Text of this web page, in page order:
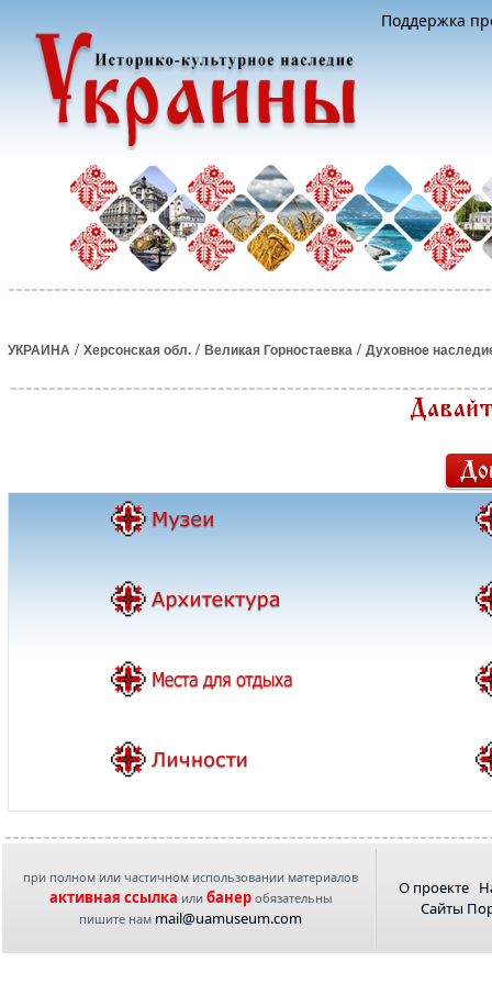
Поддержка
УКРАИНА / Херсонская обл. / Великая Горностаевка / Духовное
при полном или частичном использовании материалов
активная ссылка или банеробязательны
пишите нам mail@uamuseum.com
О проекте
Сайты